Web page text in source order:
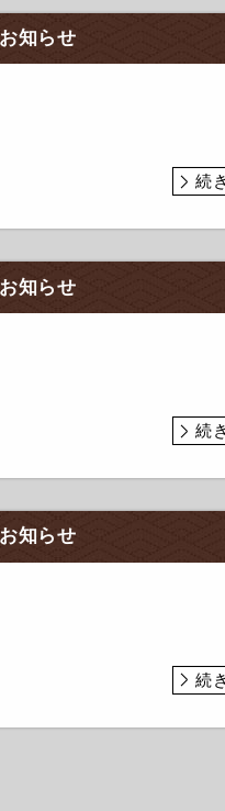
知らせ
続
知らせ
続
知らせ
続